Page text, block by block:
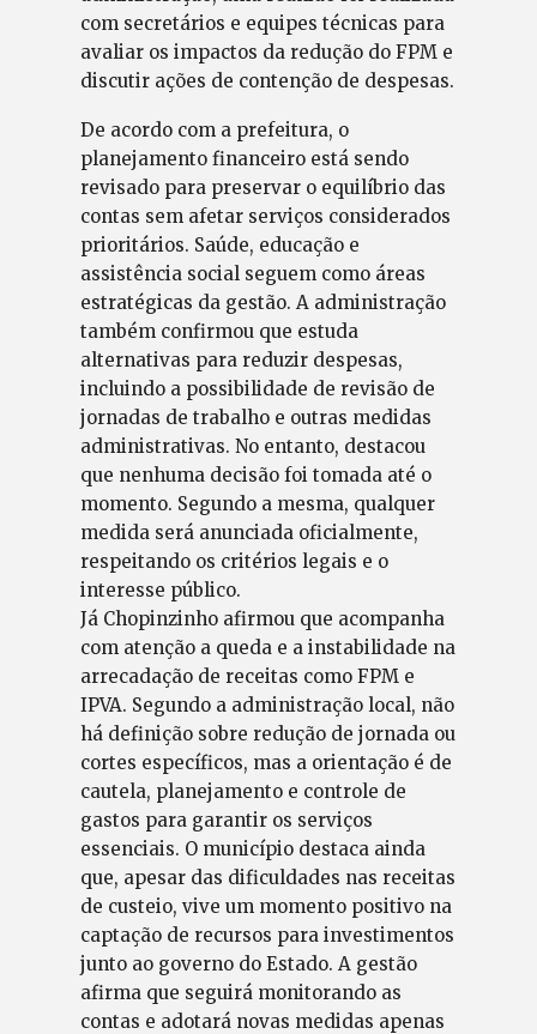
com secretários e equipes técnicas para
avaliar os impactos da redução do FPM e
discutir ações de contenção de despesas.
De acordo com a prefeitura, o
planejamento financeiro está sendo
revisado para preservar o equilíbrio das
contas sem afetar serviços considerados
prioritários. Saúde, educação e
assistência social seguem como áreas
estratégicas da gestão. A administração
também confirmou que estuda
alternativas para reduzir despesas,
incluindo a possibilidade de revisão de
jornadas de trabalho e outras medidas
administrativas. No entanto, destacou
que nenhuma decisão foi tomada até o
momento. Segundo a mesma, qualquer
medida será anunciada oficialmente,
respeitando os critérios legais e o
interesse público.
Já Chopinzinho afirmou que acompanha
com atenção a queda e a instabilidade na
arrecadação de receitas como FPM e
IPVA. Segundo a administração local, não
há definição sobre redução de jornada ou
cortes específicos, mas a orientação é de
cautela, planejamento e controle de
gastos para garantir os serviços
essenciais. O município destaca ainda
que, apesar das dificuldades nas receitas
de custeio, vive um momento positivo na
captação de recursos para investimentos
junto ao governo do Estado. A gestão
afirma que seguirá monitorando as
contas e adotará novas medidas apenas